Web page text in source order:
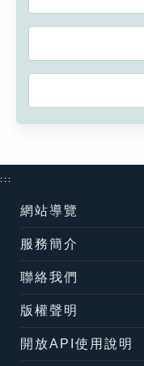
:::
網站導覽
服務簡介
聯絡我們
版權聲明
開放API使用說明